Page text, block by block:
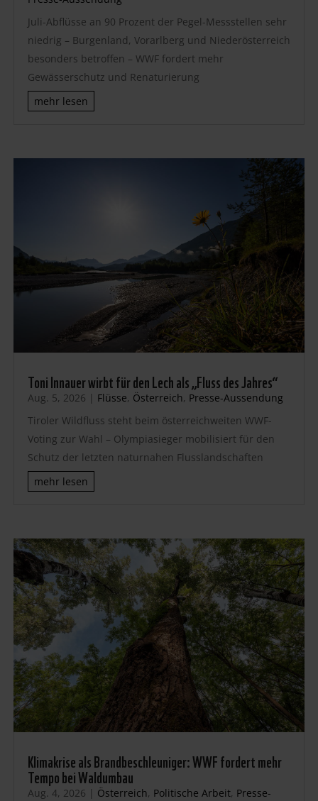
Juli-Abflüsse an 90 Prozent der Pegel-Messstellen sehr
niedrig – Burgenland, Vorarlberg und Niederösterreich
besonders betroffen – WWF fordert mehr
Gewässerschutz und Renaturierung
mehr lesen
Toni Innauer wirbt für den Lech als „Fluss des Jahres“
Aug. 5, 2026 | Flüsse, Österreich, Presse-Aussendung
Tiroler Wildfluss steht beim österreichweiten WWF-
Voting zur Wahl – Olympiasieger mobilisiert für den
Schutz der letzten naturnahen Flusslandschaften
mehr lesen
Klimakrise als Brandbeschleuniger: WWF fordert mehr
Tempo bei Waldumbau
Aug. 4, 2026 | Österreich, Politische Arbeit, Presse-